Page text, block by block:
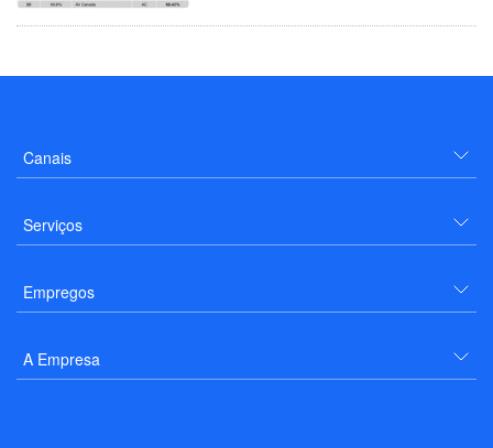
Canais
Serviços
Empregos
A Empresa